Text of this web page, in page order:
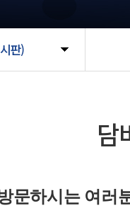
판)
담
문하시는 여러